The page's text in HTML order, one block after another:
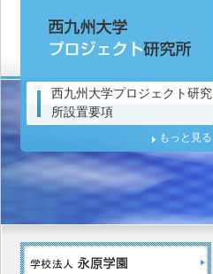
西九州大学プロジェクト研究
所設置要項
もっと見る